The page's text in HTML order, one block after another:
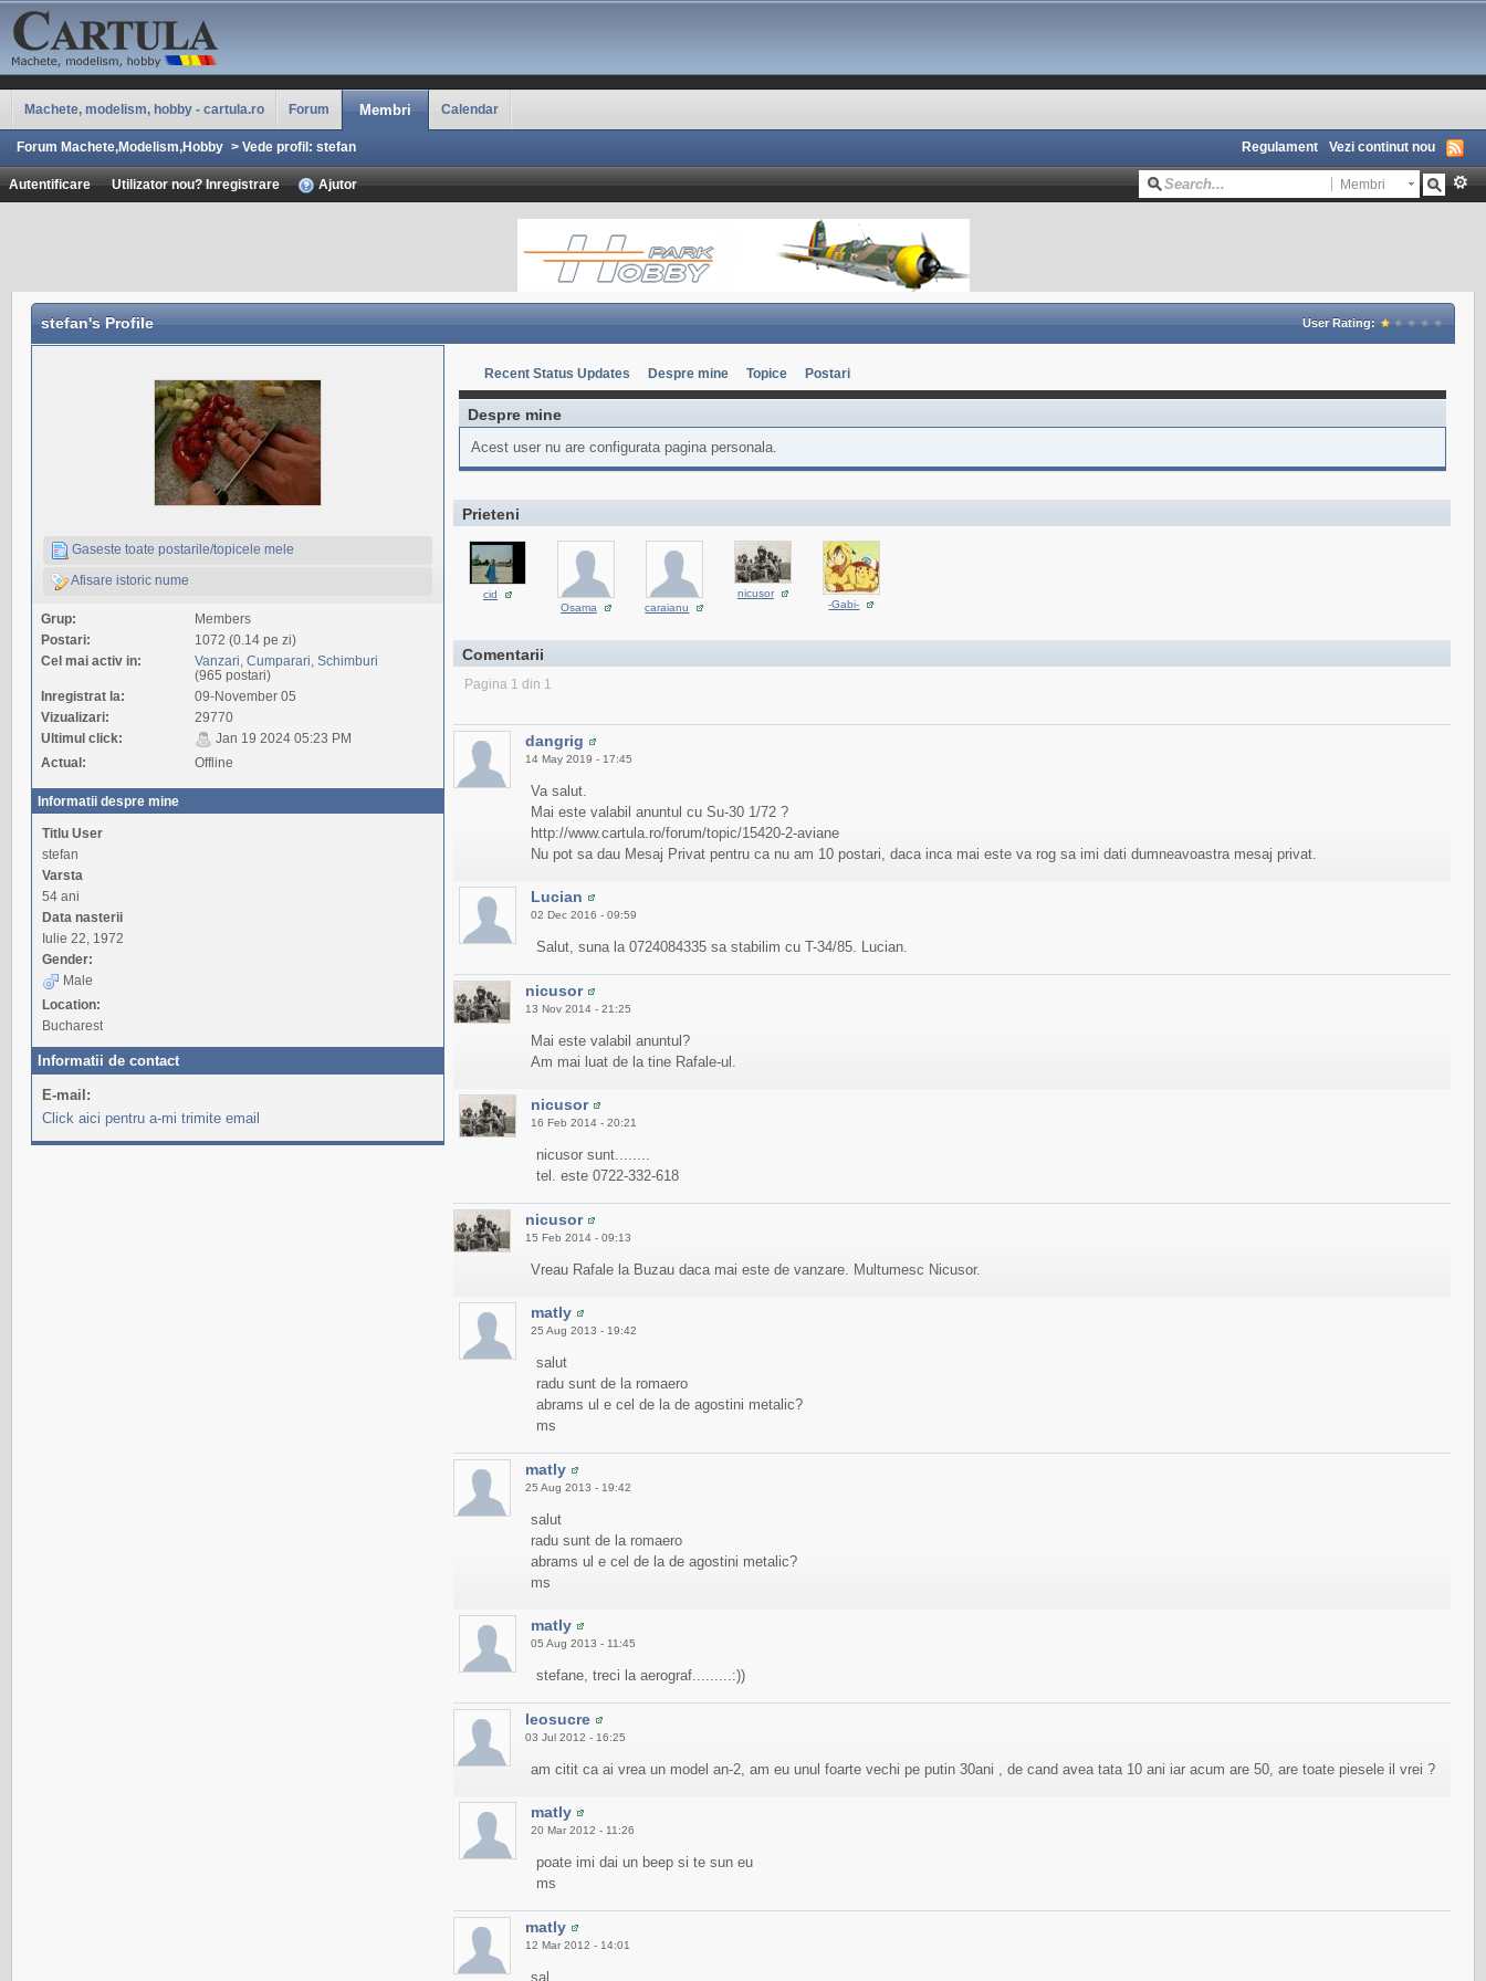
Machete, modelism, hobby - cartula.ro Forum Membri Calendar
Forum Machete,Modelism,Hobby > Vede profil: stefan Regulament Vezi continut nou
Autentificare Utilizator nou? Inregistrare Ajutor Membri
stefan's Profile User Rating:
Gaseste toate postarile/topicele mele
Afisare istoric nume
Grup:
Members
Postari:
1072 (0.14 pe zi)
Cel mai activ in:
Vanzari, Cumparari, Schimburi
(965 postari)
Inregistrat la:
09-November 05
Vizualizari:
29770
Ultimul click:
Jan 19 2024 05:23 PM
Actual:
Offline
Informatii despre mine
Titlu User
stefan
Varsta
54 ani
Data nasterii
Iulie 22, 1972
Gender:
Male
Location:
Bucharest
Informatii de contact
E-mail:
Click aici pentru a-mi trimite email
Recent Status Updates Despre mine Topice Postari
Despre mine
Acest user nu are configurata pagina personala.
Prieteni
cid
Osama
caraianu
nicusor
-Gabi-
Comentarii
Pagina 1 din 1
dangrig
14 May 2019 - 17:45
Va salut.
Mai este valabil anuntul cu Su-30 1/72 ?
http://www.cartula.ro/forum/topic/15420-2-aviane
Nu pot sa dau Mesaj Privat pentru ca nu am 10 postari, daca inca mai este va rog sa imi dati dumneavoastra mesaj privat.
Lucian
02 Dec 2016 - 09:59
Salut, suna la 0724084335 sa stabilim cu T-34/85. Lucian.
nicusor
13 Nov 2014 - 21:25
Mai este valabil anuntul?
Am mai luat de la tine Rafale-ul.
nicusor
16 Feb 2014 - 20:21
nicusor sunt........
tel. este 0722-332-618
nicusor
15 Feb 2014 - 09:13
Vreau Rafale la Buzau daca mai este de vanzare. Multumesc Nicusor.
matly
25 Aug 2013 - 19:42
salut
radu sunt de la romaero
abrams ul e cel de la de agostini metalic?
ms
matly
25 Aug 2013 - 19:42
salut
radu sunt de la romaero
abrams ul e cel de la de agostini metalic?
ms
matly
05 Aug 2013 - 11:45
stefane, treci la aerograf.........:))
leosucre
03 Jul 2012 - 16:25
am citit ca ai vrea un model an-2, am eu unul foarte vechi pe putin 30ani , de cand avea tata 10 ani iar acum are 50, are toate piesele il vrei ?
matly
20 Mar 2012 - 11:26
poate imi dai un beep si te sun eu
ms
matly
12 Mar 2012 - 14:01
sal